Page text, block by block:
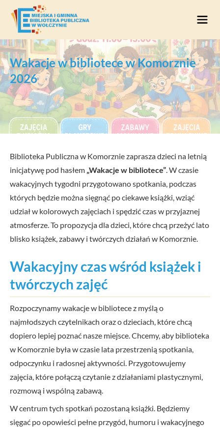
Przejdź do treści
Wakacje w bibliotece w Komorznie
2026
Biblioteka Publiczna w Komorznie zaprasza dzieci na letnią
inicjatywę pod hasłem „Wakacje w bibliotece”. W czasie
wakacyjnych tygodni przygotowano spotkania, podczas
których będzie można sięgnąć po ciekawe książki, wziąć
udział w kolorowych zajęciach i spędzić czas w przyjaznej
atmosferze. To propozycja dla dzieci, które chcą przeżyć lato
blisko książek, zabawy i twórczych działań w Komorznie.
Wakacyjny czas wśród książek i
twórczych zajęć
Rozpoczynamy wakacje w bibliotece z myślą o
najmłodszych czytelnikach oraz o dzieciach, które chcą
dopiero lepiej poznać nasze miejsce. Chcemy, aby biblioteka
w Komorznie była w czasie lata przestrzenią spotkania,
odpoczynku i radosnej aktywności. Przygotowujemy
zajęcia, które połączą czytanie z działaniami plastycznymi,
rozmową i wspólną zabawą.
W centrum tych spotkań pozostaną książki. Będziemy
sięgać po opowieści pełne przygód, humoru i wakacyjnego